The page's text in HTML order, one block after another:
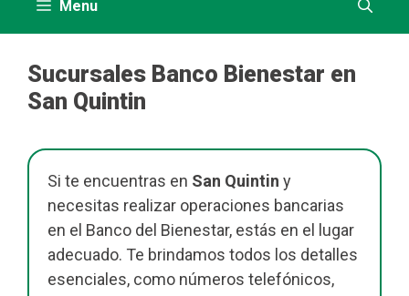
Menu
Sucursales Banco Bienestar en
San Quintin
Si te encuentras en San Quintin y
necesitas realizar operaciones bancarias
en el Banco del Bienestar, estás en el lugar
adecuado. Te brindamos todos los detalles
esenciales, como números telefónicos,